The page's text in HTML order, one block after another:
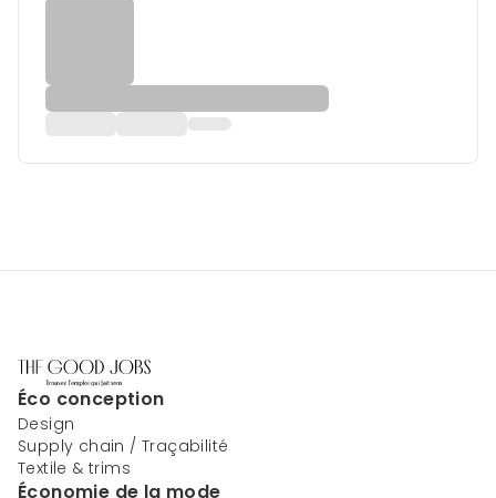
Éco conception
Design
Supply chain / Traçabilité
Textile & trims
Économie de la mode